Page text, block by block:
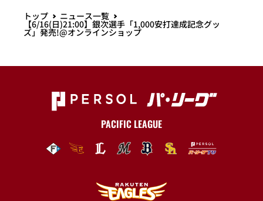
トップ ニュース一覧
【6/16(日)21:00】銀次選手「1,000安打達成記念グッ
ズ」発売!@オンラインショップ
PACIFIC LEAGUE